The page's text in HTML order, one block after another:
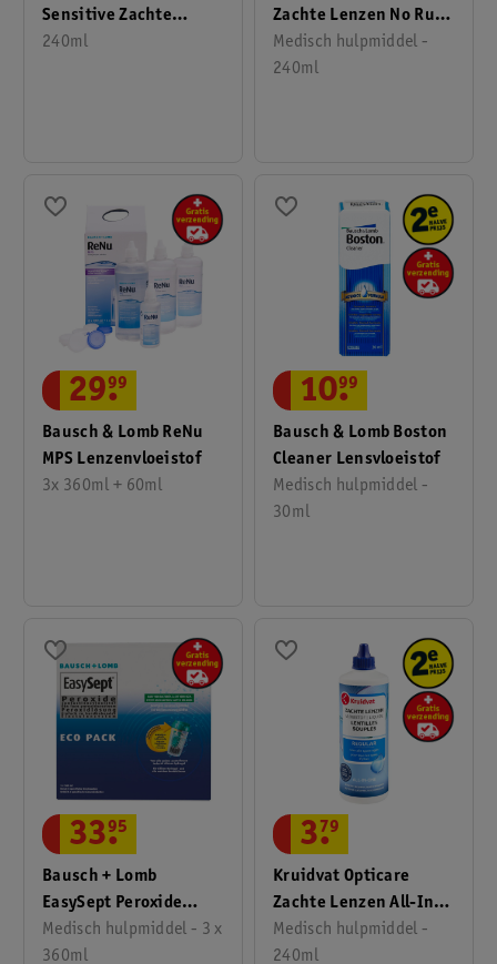
Sensitive Zachte
Lenzen All-In-One
240ml
Zachte Lenzen No Rub
Lenzenvloeistof
Medisch hulpmiddel -
240ml
Bausch & Lomb ReNu
MPS Lenzenvloeistof
3x 360ml + 60ml
29.
99
Bausch & Lomb Boston
Cleaner Lensvloeistof
Medisch hulpmiddel -
30ml
10.
99
Bausch + Lomb
EasySept Peroxide
Lenzenvloeistof
Medisch hulpmiddel - 3 x
360ml
33.
95
Kruidvat Opticare
Zachte Lenzen All-In-
One Lenzenvloeistof
Medisch hulpmiddel -
240ml
3.
79